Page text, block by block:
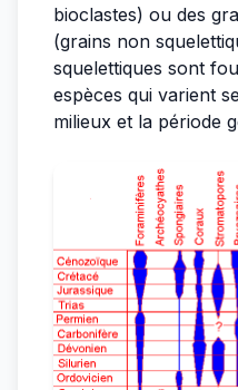
bioclastes) ou des
(grains non
squelettiques sont
espèces qui varient
milieux et la période